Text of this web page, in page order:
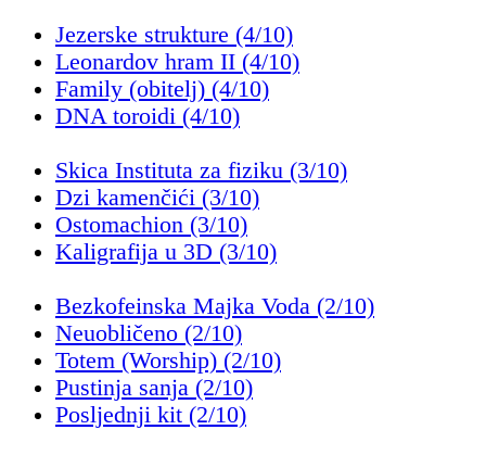
Jezerske strukture (4/10)
Leonardov hram II (4/10)
Family (obitelj) (4/10)
DNA toroidi (4/10)
Skica Instituta za fiziku (3/10)
Dzi kamenčići (3/10)
Ostomachion (3/10)
Kaligrafija u 3D (3/10)
Bezkofeinska Majka Voda (2/10)
Neuobličeno (2/10)
Totem (Worship) (2/10)
Pustinja sanja (2/10)
Posljednji kit (2/10)